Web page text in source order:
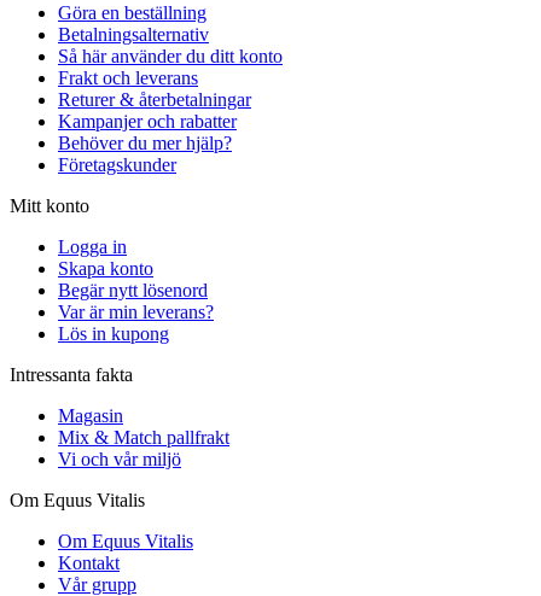
Göra en beställning
Betalningsalternativ
Så här använder du ditt konto
Frakt och leverans
Returer & återbetalningar
Kampanjer och rabatter
Behöver du mer hjälp?
Företagskunder
Mitt konto
Logga in
Skapa konto
Begär nytt lösenord
Var är min leverans?
Lös in kupong
Intressanta fakta
Magasin
Mix & Match pallfrakt
Vi och vår miljö
Om Equus Vitalis
Om Equus Vitalis
Kontakt
Vår grupp